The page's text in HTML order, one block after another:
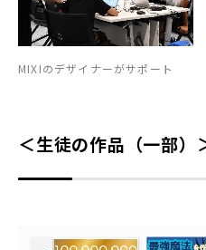
MIXIのデザイナーがサポート
＜生徒の作品（一部）